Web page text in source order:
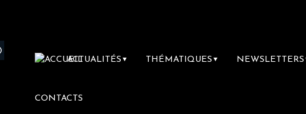
ACTUALITÉS ▼ THÉMATIQUES ▼ NEWSLETTERS
CONTACTS